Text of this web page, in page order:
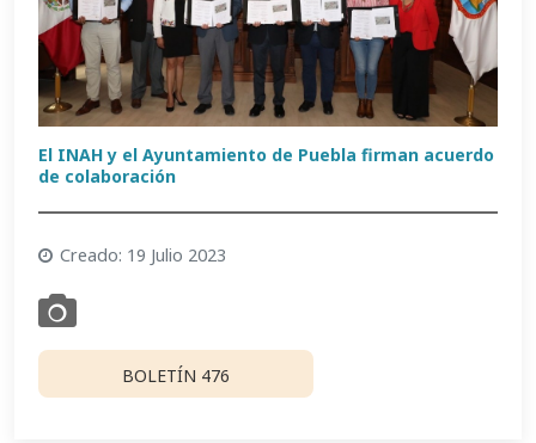
El INAH y el Ayuntamiento de Puebla firman acuerdo
de colaboración
Creado: 19 Julio 2023
BOLETÍN 476